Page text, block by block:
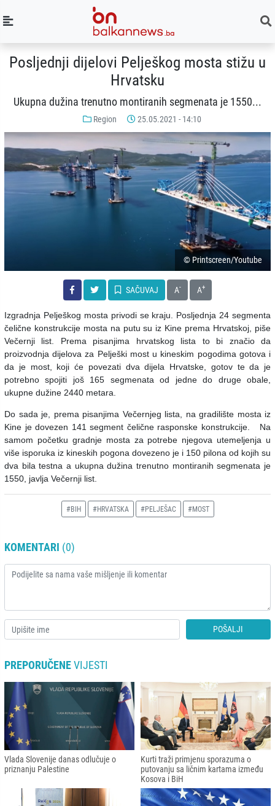
Posljednji dijelovi Pelješkog mosta stižu u
Hrvatsku
Ukupna dužina trenutno montiranih segmenata je 1550...
Region 25.05.2021 - 14:10
© Printscreen/Youtube
SAČUVAJ A- A+
Izgradnja Pelješkog mosta privodi se kraju. Posljednja 24 segmenta
čelične konstrukcije mosta na putu su iz Kine prema Hrvatskoj, piše
Večernji list. Prema pisanjima hrvatskog lista to bi značio da
proizvodnja dijelova za Pelješki most u kineskim pogodima gotova i
da je most, koji će povezati dva dijela Hrvatske, gotov te da je
potrebno spojiti još 165 segmenata od jedne do druge obale,
ukupne dužine 2440 metara.
Do sada je, prema pisanjima Večernjeg lista, na gradilište mosta iz
Kine je dovezen 141 segment čelične rasponske konstrukcije. Na
samom početku gradnje mosta za potrebe njegova utemeljenja u
više isporuka iz kineskih pogona dovezeno je i 150 pilona od kojih su
dva bila testna a ukupna dužina trenutno montiranih segmenata je
1550, javlja Večernji list.
#BIH #HRVATSKA #PELJEŠAC #MOST
KOMENTARI (0)
POŠALJI
PREPORUČENEVIJESTI
Vlada Slovenije danas odlučuje o
priznanju Palestine
Kurti traži primjenu sporazuma o
putovanju sa ličnim kartama između
Kosova i BiH